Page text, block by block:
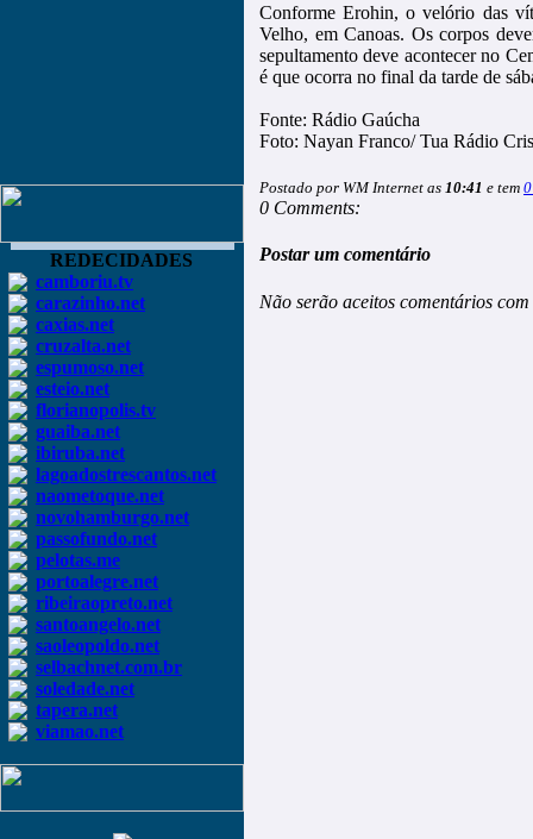
REDECIDADES
camboriu.tv
carazinho.net
caxias.net
cruzalta.net
espumoso.net
esteio.net
florianopolis.tv
guaiba.net
ibiruba.net
lagoadostrescantos.net
naometoque.net
novohamburgo.net
passofundo.net
pelotas.me
portoalegre.net
ribeiraopreto.net
santoangelo.net
saoleopoldo.net
selbachnet.com.br
soledade.net
tapera.net
viamao.net
Conforme Erohin, o velório das
Velho, em Canoas. Os corpos
sepultamento deve acontecer no
é que ocorra no final da tarde de
Fonte: Rádio Gaúcha
Foto: Nayan Franco/ Tua Rádio
Postado por WM Internet as 10:41 e tem
0 Comments:
Postar um comentário
Não serão aceitos comentários